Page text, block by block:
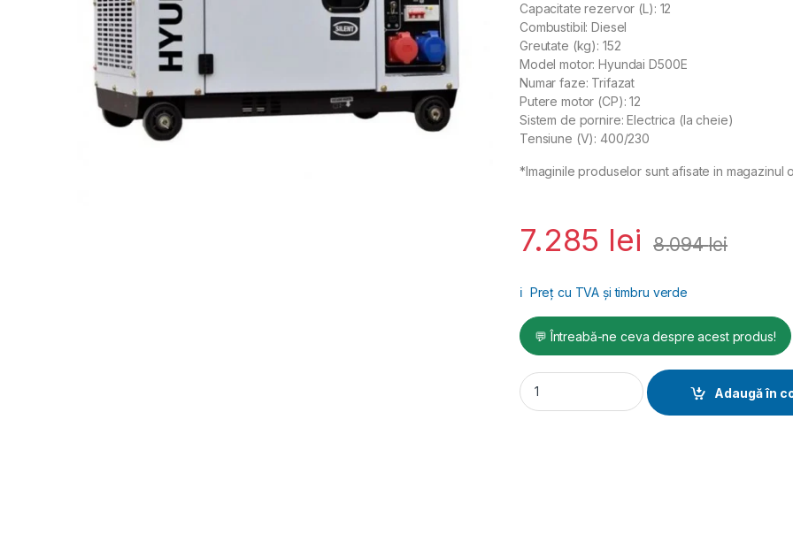
Capacitate rezervor (L): 12
Combustibil: Diesel
Greutate (kg): 152
Model motor: Hyundai D500E
Numar faze: Trifazat
Putere motor (CP): 12
Sistem de pornire: Electrica (la cheie)
Tensiune (V): 400/230
*Imaginile produselor sunt afisate in magazinul
7.285 lei 8.094lei
ℹ️ Preț cu TVA și timbru verde
💬 Întreabă-ne ceva despre acest produs!
Generator de curent trifazat cu motor
Adaugă în